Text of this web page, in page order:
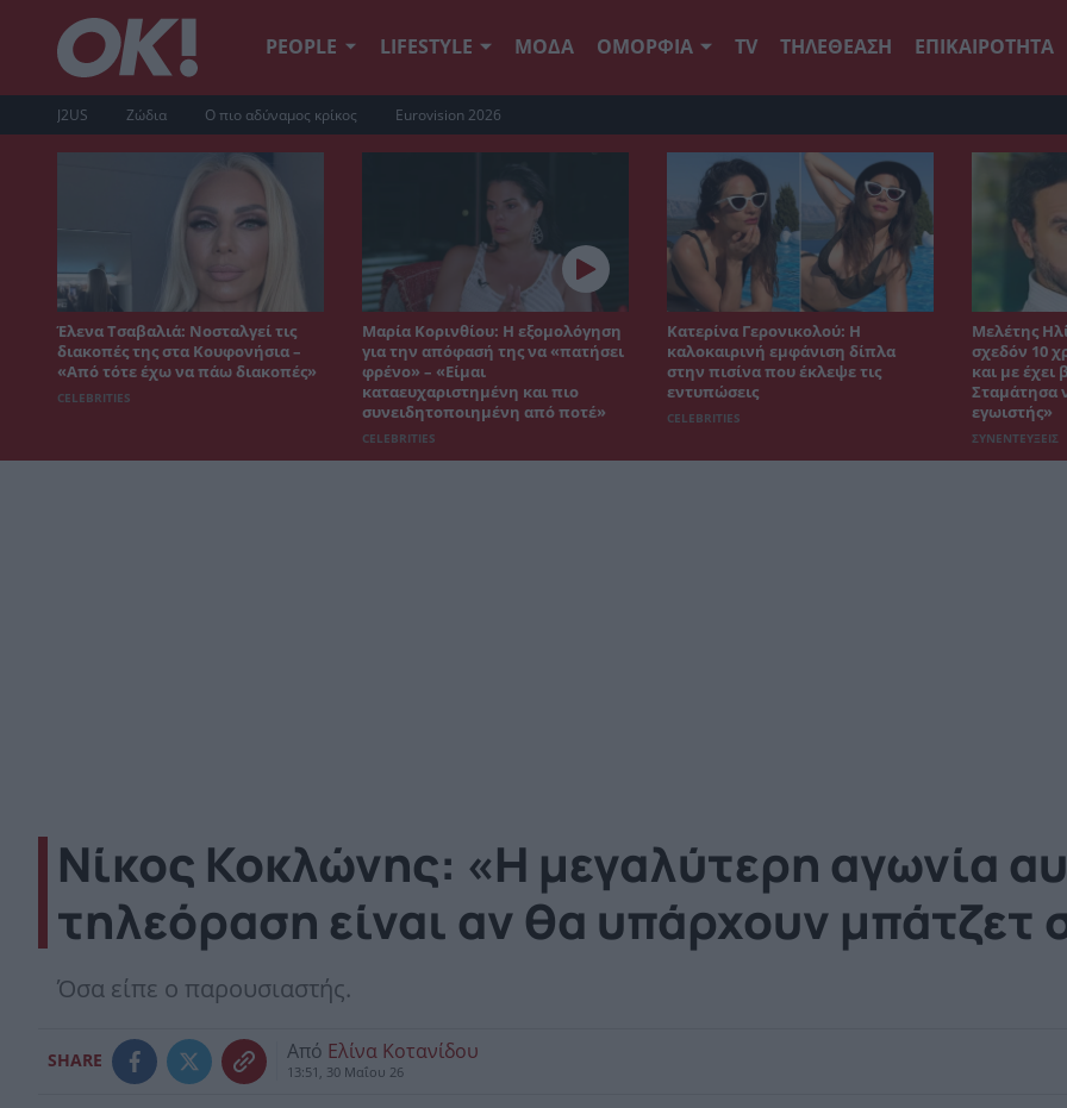
PEOPLE LIFESTYLE ΜΟΔΑ ΟΜΟΡΦΙΑ TV ΤΗΛΕΘΕΑΣΗ ΕΠΙΚΑΙΡΟΤΗΤΑ
J2US Ζώδια Ο πιο αδύναμος κρίκος Eurovision 2026
Έλενα Τσαβαλιά: Νοσταλγεί τις
διακοπές της στα Κουφονήσια –
«Από τότε έχω να πάω διακοπές»
CELEBRITIES
Μαρία Κορινθίου: Η εξομολόγηση
για την απόφασή της να «πατήσει
φρένο» – «Είμαι
καταευχαριστημένη και πιο
συνειδητοποιημένη από ποτέ»
CELEBRITIES
Κατερίνα Γερονικολού: Η
καλοκαιρινή εμφάνιση δίπλα
στην πισίνα που έκλεψε τις
εντυπώσεις
CELEBRITIES
Μελέτης
σχεδόν 10
και με
Σταμάτησα
εγωιστής»
ΣΥΝΕΝΤΕΥΞΕΙΣ
Νίκος Κοκλώνης: «Η μεγαλύτερη αγωνία
τηλεόραση είναι αν θα υπάρχουν μπάτζετ
Όσα είπε ο παρουσιαστής.
SHARE Από Ελίνα Κοτανίδου
13:51, 30 Μαΐου 26